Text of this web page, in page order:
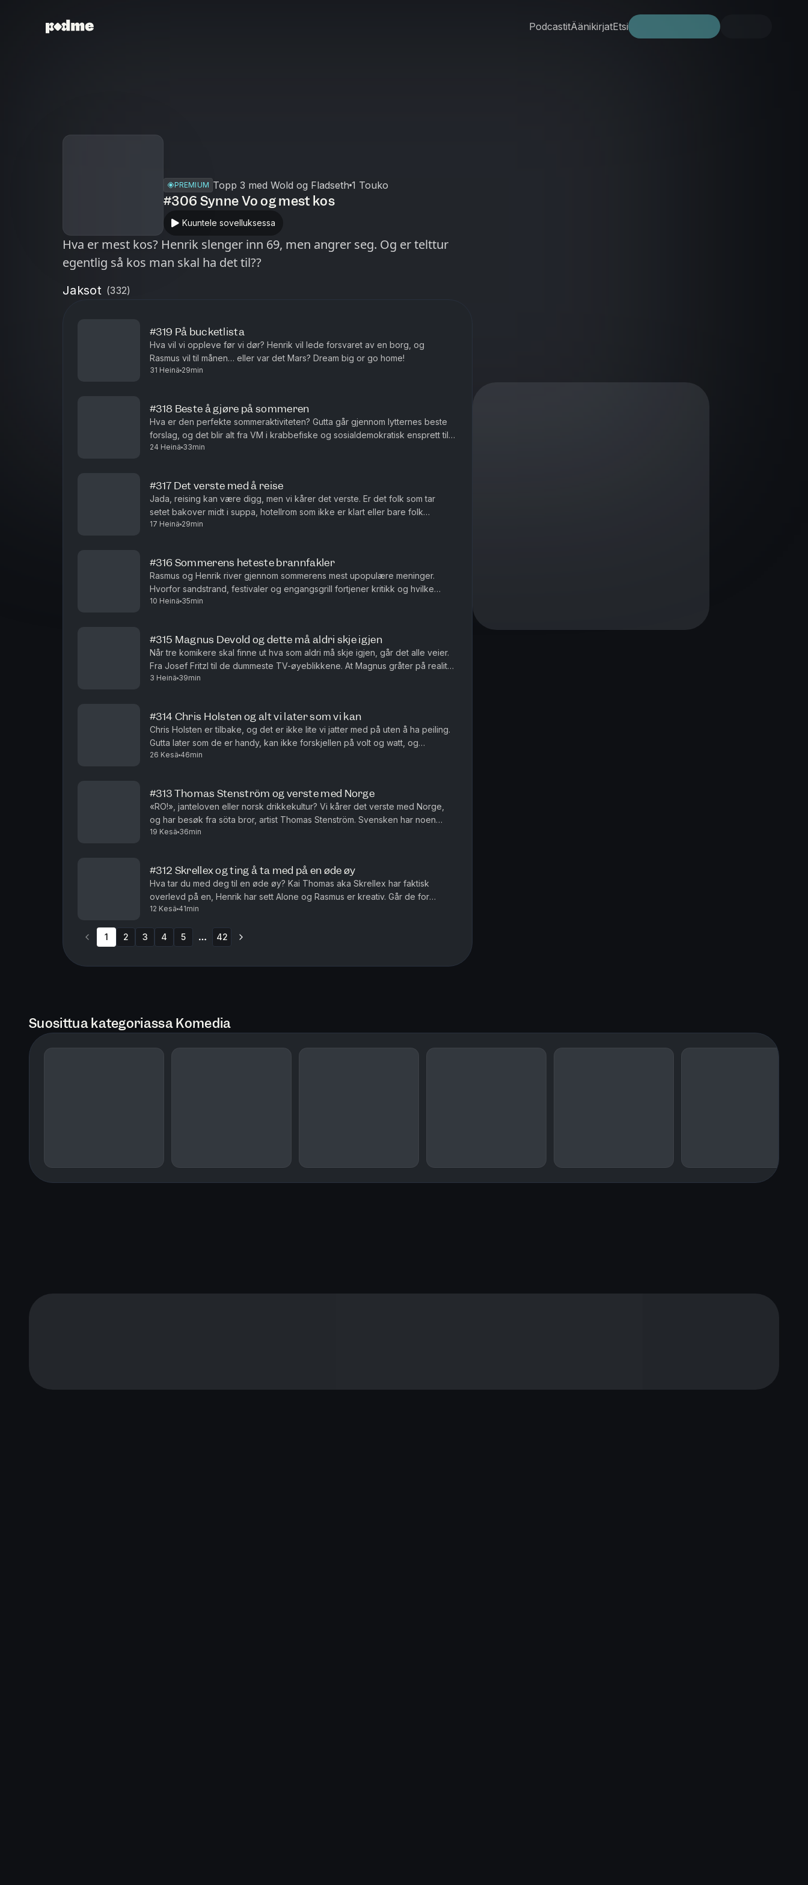
PodcastitÄänikirjatEtsi
PREMIUM Topp 3 med Wold og Fladseth 1 Touko
#306 Synne Vo og mest kos
Kuuntele sovelluksessa
Hva er mest kos? Henrik slenger inn 69, men angrer seg. Og er telttur
egentlig så kos man skal ha det til??
Jaksot (332)
#319 På bucketlista
Hva vil vi oppleve før vi dør? Henrik vil lede forsvaret av en borg, og
Rasmus vil til månen… eller var det Mars? Dream big or go home!
31 Heinä 29min
#318 Beste å gjøre på sommeren
Hva er den perfekte sommeraktiviteten? Gutta går gjennom lytternes beste
forslag, og det blir alt fra VM i krabbefiske og sosialdemokratisk ensprett til
rekepilling. Regnes øl i sola som en aktivitet?
24 Heinä 33min
#317 Det verste med å reise
Jada, reising kan være digg, men vi kårer det verste. Er det folk som tar
setet bakover midt i suppa, hotellrom som ikke er klart eller bare folk
generelt? Folk folk folk.
17 Heinä 29min
#316 Sommerens heteste brannfakler
Rasmus og Henrik river gjennom sommerens mest upopulære meninger.
Hvorfor sandstrand, festivaler og engangsgrill fortjener kritikk og hvilke
brannfakler som faktisk holder.
10 Heinä 35min
#315 Magnus Devold og dette må aldri skje igjen
Når tre komikere skal finne ut hva som aldri må skje igjen, går det alle veier.
Fra Josef Fritzl til de dummeste TV-øyeblikkene. At Magnus gråter på reality
må aldri skje igjen.
3 Heinä 39min
#314 Chris Holsten og alt vi later som vi kan
Chris Holsten er tilbake, og det er ikke lite vi jatter med på uten å ha peiling.
Gutta later som de er handy, kan ikke forskjellen på volt og watt, og
oppdager at de heller ikke kan nasjonalsangen.
26 Kesä 46min
#313 Thomas Stenström og verste med Norge
«RO!», janteloven eller norsk drikkekultur? Vi kårer det verste med Norge,
og har besøk fra söta bror, artist Thomas Stenström. Svensken har noen
klare meninger om nordmenn, og ender med å gi oss en p...
19 Kesä 36min
#312 Skrellex og ting å ta med på en øde øy
Hva tar du med deg til en øde øy? Kai Thomas aka Skrellex har faktisk
overlevd på en, Henrik har sett Alone og Rasmus er kreativ. Går de for
komfort eller overlevelse? Èn ting er sikkert, båt er ikke ...
12 Kesä 41min
1 2 3 4 5 42
Suosittua kategoriassa Komedia